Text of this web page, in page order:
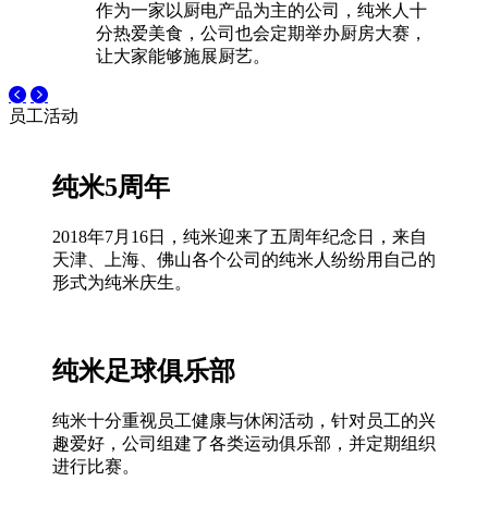
作为一家以厨电产品为主的公司，纯米人十
分热爱美食，公司也会定期举办厨房大赛，
让大家能够施展厨艺。
员工活动
纯米5周年
2018年7月16日，纯米迎来了五周年纪念日，来自
天津、上海、佛山各个公司的纯米人纷纷用自己的
形式为纯米庆生。
纯米足球俱乐部
纯米十分重视员工健康与休闲活动，针对员工的兴
趣爱好，公司组建了各类运动俱乐部，并定期组织
进行比赛。